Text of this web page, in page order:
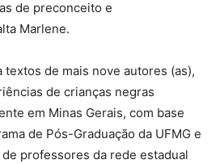
de preconceito e
Marlene.
textos de mais nove autores (as),
de crianças negras
em Minas Gerais, com base
de Pós-Graduação da UFMG e
professores da rede estadual